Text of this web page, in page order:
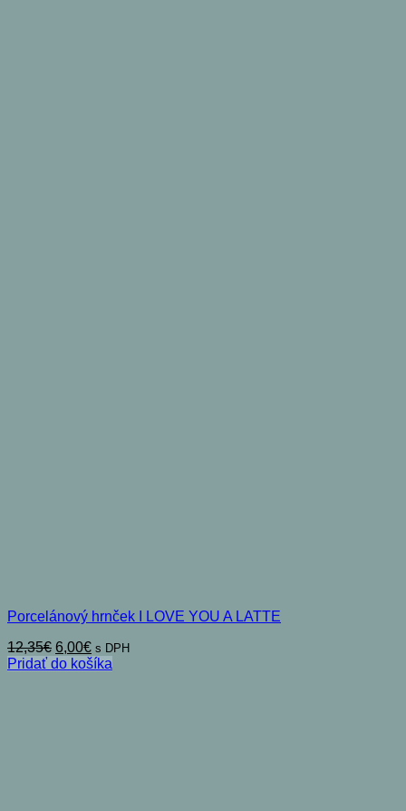
Porcelánový hrnček I LOVE YOU A LATTE
12,35€ Pôvodná
cena
6,00€Aktuálna
cena
s DPH
Pridať do košíka